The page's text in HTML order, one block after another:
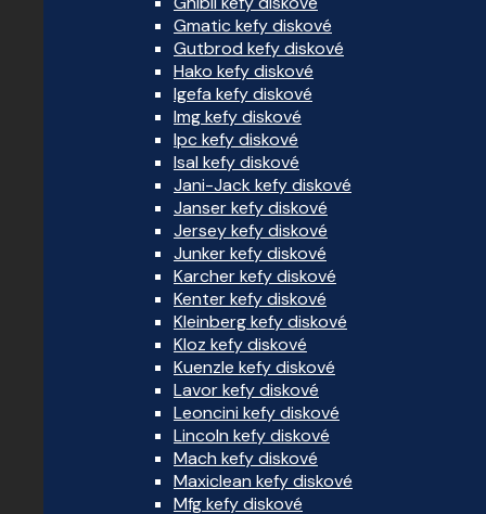
Gmatic kefy diskové
Gutbrod kefy diskové
Hako kefy diskové
Igefa kefy diskové
Img kefy diskové
Ipc kefy diskové
Isal kefy diskové
Jani-Jack kefy diskové
Janser kefy diskové
Jersey kefy diskové
Junker kefy diskové
Karcher kefy diskové
Kenter kefy diskové
Kleinberg kefy diskové
Kloz kefy diskové
Kuenzle kefy diskové
Lavor kefy diskové
Leoncini kefy diskové
Lincoln kefy diskové
Mach kefy diskové
Maxiclean kefy diskové
Mfg kefy diskové